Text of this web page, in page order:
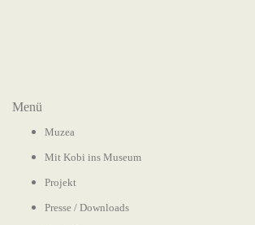
Menü
Muzea
Mit Kobi ins Museum
Projekt
Presse / Downloads